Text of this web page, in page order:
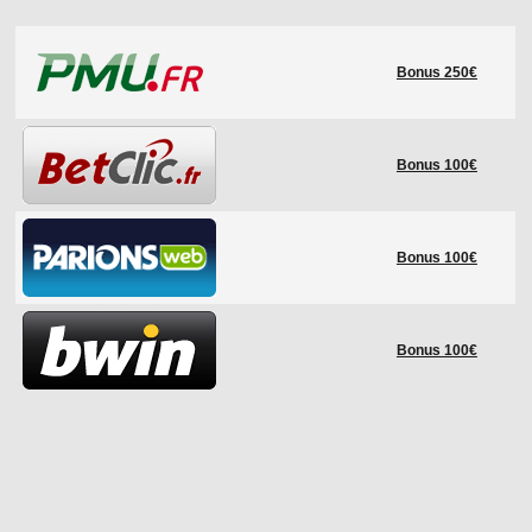
LES STADES
HISTORIQUE
COUPE DES CONFÉDÉRATIONS
Bonus 250€
Bonus 100€
Bonus 100€
Bonus 100€